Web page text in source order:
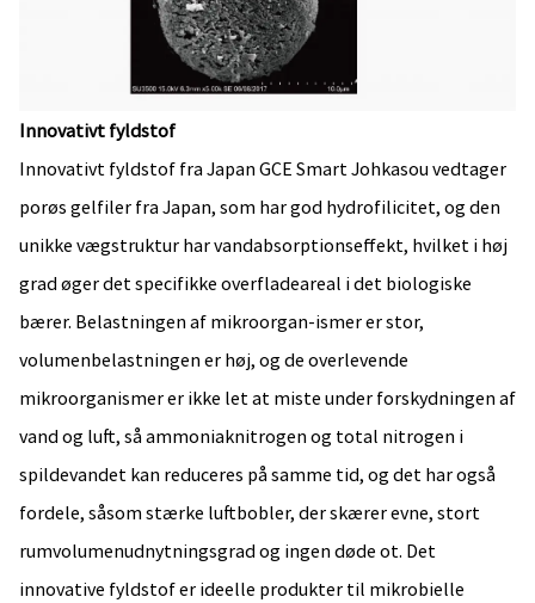
Innovativt fyldstof
Innovativt fyldstof fra Japan GCE Smart Johkasou vedtager
porøs gelfiler fra Japan, som har god hydrofilicitet, og den
unikke vægstruktur har vandabsorptionseffekt, hvilket i høj
grad øger det specifikke overfladeareal i det biologiske
bærer. Belastningen af ​​mikroorgan-ismer er stor,
volumenbelastningen er høj, og de overlevende
mikroorganismer er ikke let at miste under forskydningen af
​​vand og luft, så ammoniaknitrogen og total nitrogen i
spildevandet kan reduceres på samme tid, og det har også
fordele, såsom stærke luftbobler, der skærer evne, stort
rumvolumenudnytningsgrad og ingen døde ot. Det
innovative fyldstof er ideelle produkter til mikrobielle